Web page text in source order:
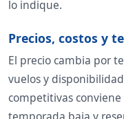
lo indique.
Precios, costos y
El precio cambia por
vuelos y
competitivas